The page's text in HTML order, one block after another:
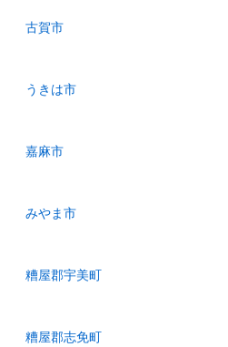
古賀市
うきは市
嘉麻市
みやま市
糟屋郡宇美町
糟屋郡志免町